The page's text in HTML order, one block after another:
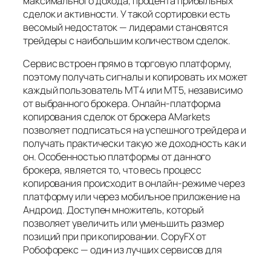
сделок и активности. У такой сортировки есть
весомый недостаток — лидерами становятся
трейдеры с наибольшим количеством сделок.
Сервис встроен прямо в торговую платформу,
поэтому получать сигналы и копировать их может
каждый пользователь MT4 или MT5, независимо
от выбранного брокера. Онлайн-платформа
копирования сделок от брокера AMarkets
позволяет подписаться на успешного трейдера и
получать практически такую же доходность как и
он. Особенностью платформы от данного
брокера, является то, что весь процесс
копирования происходит в онлайн-режиме через
платформу или через мобильное приложение на
Андроид. Доступен множитель, который
позволяет увеличить или уменьшить размер
позиций при при копировании. CopyFX от
Робофорекс — один из лучших сервисов для